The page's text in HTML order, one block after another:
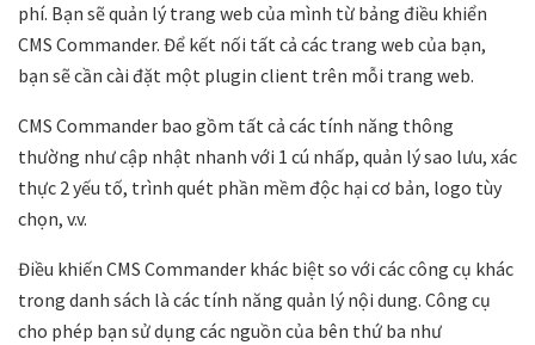
phí. Bạn sẽ quản lý trang web của mình từ bảng điều khiển
CMS Commander. Để kết nối tất cả các trang web của bạn,
bạn sẽ cần cài đặt một plugin client trên mỗi trang web.
CMS Commander bao gồm tất cả các tính năng thông
thường như cập nhật nhanh với 1 cú nhấp, quản lý sao lưu, xác
thực 2 yếu tố, trình quét phần mềm độc hại cơ bản, logo tùy
chọn, v.v.
Điều khiến CMS Commander khác biệt so với các công cụ khác
trong danh sách là các tính năng quản lý nội dung. Công cụ
cho phép bạn sử dụng các nguồn của bên thứ ba như